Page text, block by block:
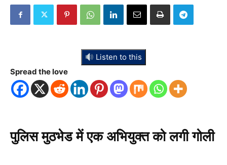
Listen to this
Spread the love
पुलिस मुठभेड में एक अभियुक्त को लगी गोली